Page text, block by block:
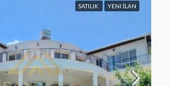
SATILIK YENI İLAN